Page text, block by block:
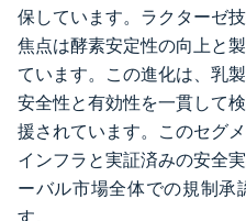
保しています。ラクターゼ
焦点は酵素安定性の向上と
ています。この進化は、乳
安全性と有効性を一貫して
援されています。このセグ
インフラと実証済みの安全
ーバル市場全体での規制承